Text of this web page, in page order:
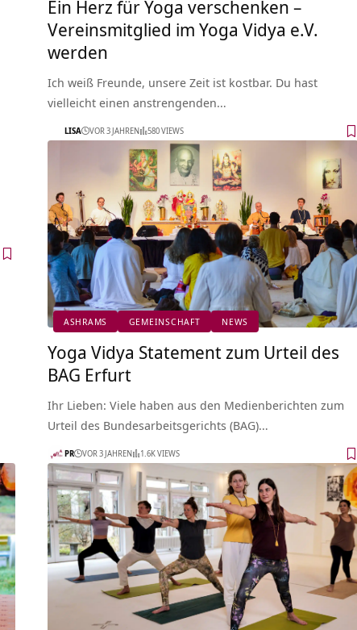
Ein Herz für Yoga verschenken –
Vereinsmitglied im Yoga Vidya e.V.
werden
Ich weiß Freunde, unsere Zeit ist kostbar. Du hast
vielleicht einen anstrengenden…
LISA VOR 3 JAHREN 580 VIEWS
ASHRAMS GEMEINSCHAFT NEWS
Yoga Vidya Statement zum Urteil des
BAG Erfurt
Ihr Lieben: Viele haben aus den Medienberichten zum
Urteil des Bundesarbeitsgerichts (BAG)…
PR VOR 3 JAHREN 1.6K VIEWS